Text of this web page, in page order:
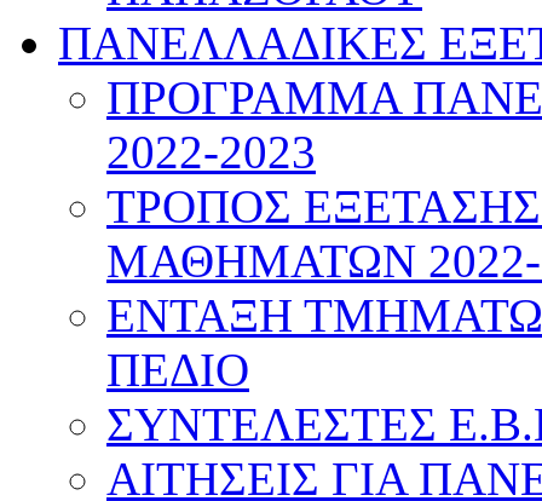
ΠΑΝΕΛΛΑΔΙΚΕΣ
ΠΡΟΓΡΑΜΜΑ
2022-2023
ΤΡΟΠΟΣ
ΜΑΘΗΜΑΤΩΝ 2022-
ΕΝΤΑΞΗ
ΠΕΔΙΟ
ΣΥΝΤΕΛΕΣΤΕΣ
ΑΙΤΗΣΕΙΣ ΓΙΑ